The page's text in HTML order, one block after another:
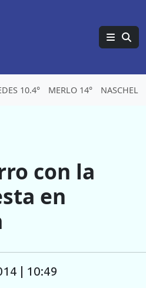
10.4° MERLO 14° NASCHEL
con la
en
| 10:49